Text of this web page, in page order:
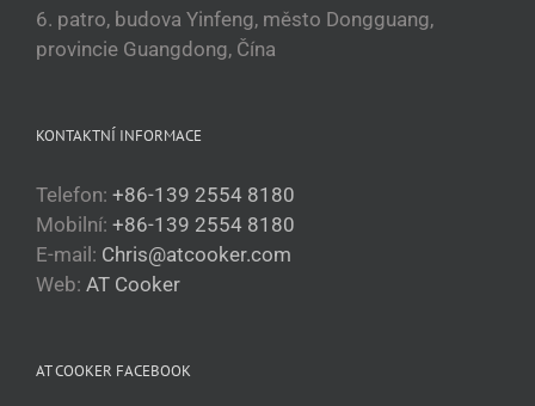
6. patro, budova Yinfeng, město Dongguang,
provincie Guangdong, Čína
KONTAKTNÍ INFORMACE
Telefon: +86-139 2554 8180
Mobilní: +86-139 2554 8180
E-mail: Chris@atcooker.com
Web: AT Cooker
AT COOKER FACEBOOK